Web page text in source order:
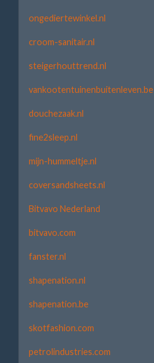
ongediertewinkel.nl
croom-sanitair.nl
steigerhouttrend.nl
vankootentuinenbuitenleven.be
douchezaak.nl
fine2sleep.nl
mijn-hummeltje.nl
coversandsheets.nl
Bitvavo Nederland
bitvavo.com
fanster.nl
shapenation.nl
shapenation.be
skotfashion.com
petrolindustries.com